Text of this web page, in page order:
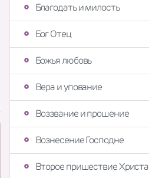
Благодать и милость
Бог Отец
Божья любовь
Вера и упование
Воззвание и прошение
Вознесение Господне
Второе пришествие Христа